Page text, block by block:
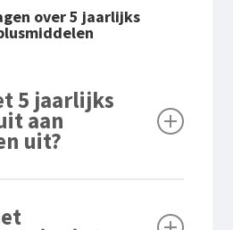
over 5 jaarlijks
5 jaarlijks
aan
uit?